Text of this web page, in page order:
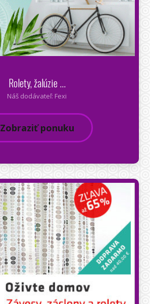
Rolety, žalúzie ...
Náš dodávateľ: Fexi
Zobraziť ponuku